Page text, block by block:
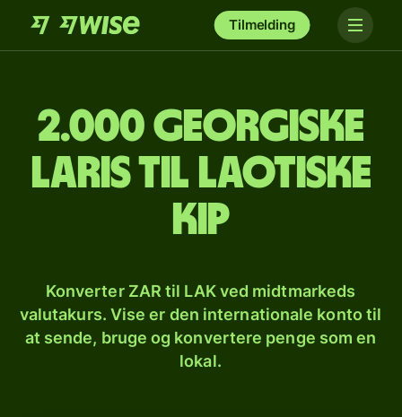
Tilmelding
2.000 georgiske
laris til laotiske
kip
Konverter ZAR til LAK ved midtmarkeds
valutakurs. Vise er den internationale konto til
at sende, bruge og konvertere penge som en
lokal.